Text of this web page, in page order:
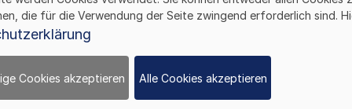
Verordnung über die
Nordrhein-Westfalen
die für die Verwendung der Seite zwingend erforderlich sind.
Cookies akzeptieren Alle Cookies akzeptieren